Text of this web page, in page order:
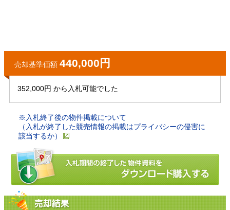
売却基準価額 440,000円
352,000円 から入札可能でした
※入札終了後の物件掲載について
（入札が終了した競売情報の掲載はプライバシーの侵害に
該当するか）
売却結果